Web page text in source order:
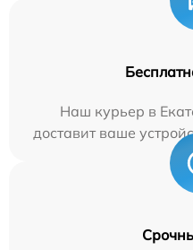
Наш курьер в
доставит ваше